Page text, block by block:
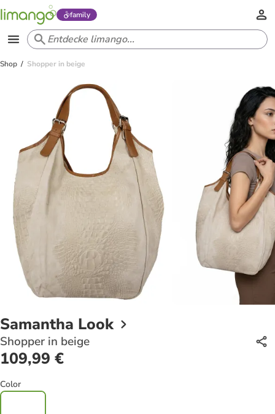
family
Shop Shopper in beige
Samantha Look
Shopper in beige
109,99 €
Color